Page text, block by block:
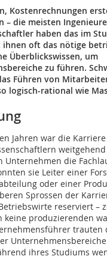
Kostenrechnungen
– die meisten
haben das im
ihnen oft das nötige
Überblickswissen, um
zu führen.
Führen von
logisch-rational wie
Jahren war die
Unternehmen die
sie Leiter einer
oder einer
Sprossen der
reserviert –
keine produzierenden
trauten
ihres Studiums